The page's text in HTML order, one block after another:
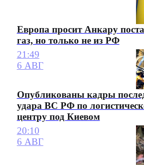
Европа просит Анкару
газ, но только не из РФ
21:49
6 АВГ
Опубликованы кадры
удара ВС РФ по
центру под Киевом
20:10
6 АВГ